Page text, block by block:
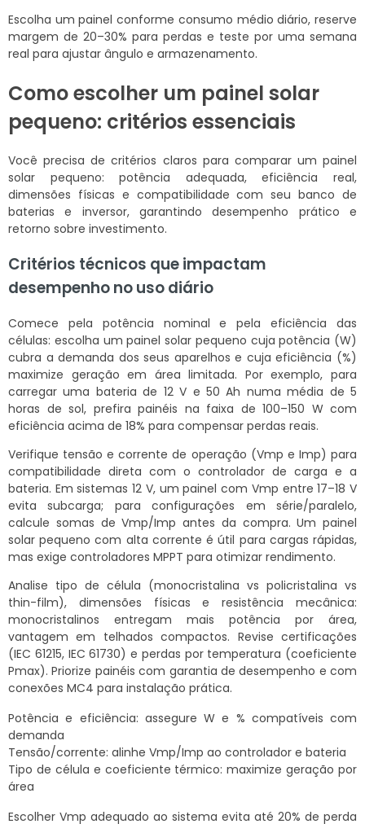
Escolha um painel conforme consumo médio diário, reserve
margem de 20–30% para perdas e teste por uma semana
real para ajustar ângulo e armazenamento.
Como escolher um painel solar
pequeno: critérios essenciais
Você precisa de critérios claros para comparar um painel
solar pequeno: potência adequada, eficiência real,
dimensões físicas e compatibilidade com seu banco de
baterias e inversor, garantindo desempenho prático e
retorno sobre investimento.
Critérios técnicos que impactam
desempenho no uso diário
Comece pela potência nominal e pela eficiência das
células: escolha um painel solar pequeno cuja potência (W)
cubra a demanda dos seus aparelhos e cuja eficiência (%)
maximize geração em área limitada. Por exemplo, para
carregar uma bateria de 12 V e 50 Ah numa média de 5
horas de sol, prefira painéis na faixa de 100–150 W com
eficiência acima de 18% para compensar perdas reais.
Verifique tensão e corrente de operação (Vmp e Imp) para
compatibilidade direta com o controlador de carga e a
bateria. Em sistemas 12 V, um painel com Vmp entre 17–18 V
evita subcarga; para configurações em série/paralelo,
calcule somas de Vmp/Imp antes da compra. Um painel
solar pequeno com alta corrente é útil para cargas rápidas,
mas exige controladores MPPT para otimizar rendimento.
Analise tipo de célula (monocristalina vs policristalina vs
thin-film), dimensões físicas e resistência mecânica:
monocristalinos entregam mais potência por área,
vantagem em telhados compactos. Revise certificações
(IEC 61215, IEC 61730) e perdas por temperatura (coeficiente
Pmax). Priorize painéis com garantia de desempenho e com
conexões MC4 para instalação prática.
Potência e eficiência: assegure W e % compatíveis com
demanda
Tensão/corrente: alinhe Vmp/Imp ao controlador e bateria
Tipo de célula e coeficiente térmico: maximize geração por
área
Escolher Vmp adequado ao sistema evita até 20% de perda